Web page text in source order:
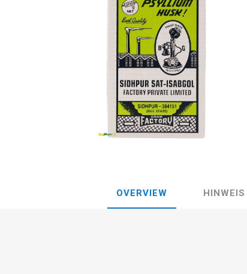
OVERVIEW HINWEIS